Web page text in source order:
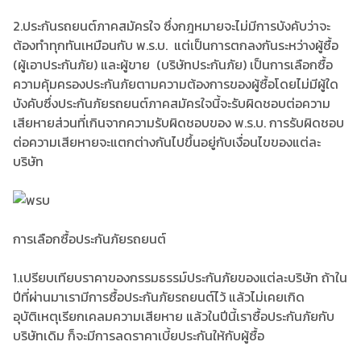
2.ประกันรถยนต์ภาคสมัครใจ ซึ่งกฎหมายจะไม่มีการบังคับว่าจะ
ต้องทำทุกทันเหมือนกับ พ.ร.บ. แต่เป็นการตกลงกันระหว่างผู้ซื้อ
(ผู้เอาประกันภัย) และผู้ขาย (บริษัทประกันภัย) เป็นการเลือกซื้อ
ความคุ้มครองประกันภัยตามความต้องการของผู้ซื้อโดยไม่มีผู้ใด
บังคับซึ่งประกันภัยรถยนต์ภาคสมัครใจนี้จะรับผิดชอบต่อความ
เสียหายส่วนที่เกินจากความรับผิดชอบของ พ.ร.บ. การรับผิดชอบ
ต่อความเสียหายจะแตกต่างกันไปขึ้นอยู่กับเงื่อนไขของแต่ละ
บริษัท
การเลือกซื้อประกันภัยรถยนต์
1.เปรียบเทียบราคาของกรรมธรรม์ประกันภัยของแต่ละบริษัท ถ้าใน
ปีที่ผ่านมาเรามีการซื้อประกันภัยรถยนต์ไว้ แล้วไม่เคยเกิด
อุบัติเหตุเรียกเคลมความเสียหาย แล้วในปีนี้เราซื้อประกันภัยกับ
บริษัทเดิม ก็จะมีการลดราคาเบี้ยประกันให้กับผู้ซื้อ